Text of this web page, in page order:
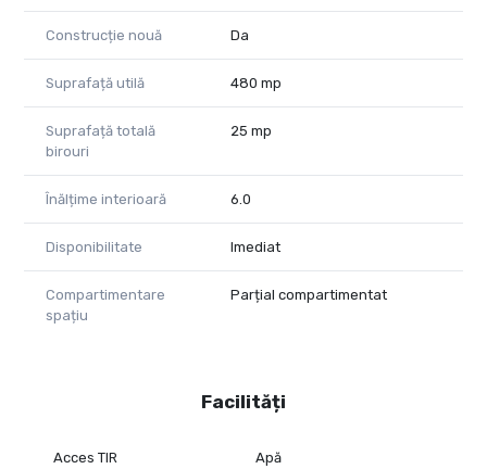
poziționare excelentă pentru distribuție în București și estul
țării
posibilitate personalizare spații birouri și compartimentare
zonă în plină dezvoltare logistică și industrială
depozitare și logistică
distribuție regională
Sună acum pentru mai multe detalii!
Consultant imobiliar PropertyLab
Diana Ponoran
0758409801
Construcție nouă Da
Suprafață utilă 480 mp
Suprafață totală
birouri
25 mp
Înălțime interioară 6.0
Disponibilitate Imediat
Compartimentare
spațiu
Parțial compartimentat
Facilități
Acces TIR Apă